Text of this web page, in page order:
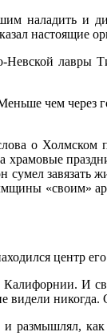
наладить и
настоящие
чем
о
сумел
«своим»
центр
И
размышлял,